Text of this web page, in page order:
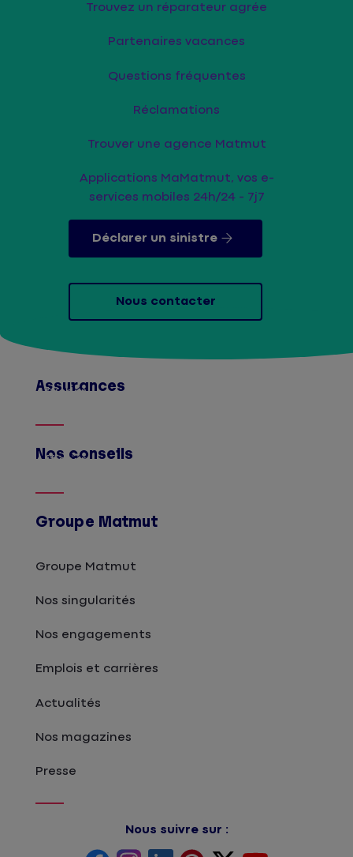
Trouvez un réparateur agrée
Partenaires vacances
Questions fréquentes
Réclamations
Trouver une agence Matmut
Applications MaMatmut, vos e-
services mobiles 24h/24 - 7j7
Déclarer un sinistre
Nous contacter
Assurances
Afficher
Nos conseils
Afficher
Groupe Matmut
Groupe Matmut
Nos singularités
Nos engagements
Emplois et carrières
Actualités
Nos magazines
Presse
Nous suivre sur :